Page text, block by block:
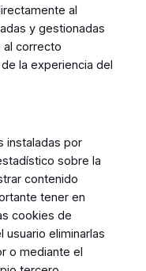
al
y gestionadas
al correcto
la experiencia del
instaladas por
sobre la
contenido
tener en
cookies de
eliminarlas
o mediante el